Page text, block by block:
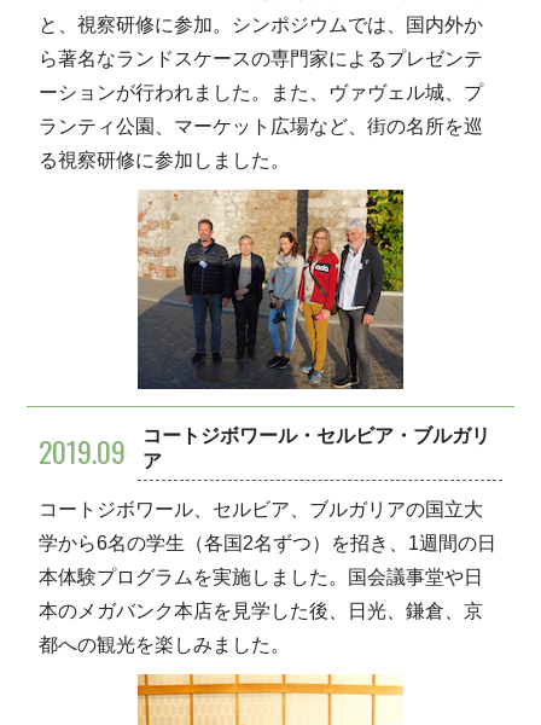
と、視察研修に参加。シンポジウムでは、国内外か
ら著名なランドスケースの専門家によるプレゼンテ
ーションが行われました。また、ヴァヴェル城、プ
ランティ公園、マーケット広場など、街の名所を巡
る視察研修に参加しました。
2019.09
コートジボワール・セルビア・ブルガリ
ア
コートジボワール、セルビア、ブルガリアの国立大
学から6名の学生（各国2名ずつ）を招き、1週間の日
本体験プログラムを実施しました。国会議事堂や日
本のメガバンク本店を見学した後、日光、鎌倉、京
都への観光を楽しみました。